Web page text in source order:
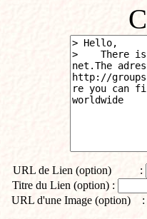
URL de Lien (option) :
Titre du Lien (option) :
URL d'une Image (option) :